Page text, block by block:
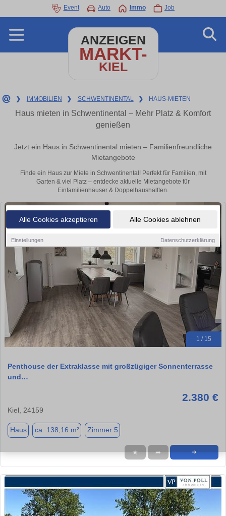
Alle Cookies akzeptieren Alle Cookies ablehnen
Einstellungen Datenschutzerklärung
Event Auto Immo Job
ANZEIGEN
MARKT-
KIEL
❯ IMMOBILIEN ❯ SCHWENTINENTAL ❯ HAUS-MIETEN
Haus mieten in Schwentinental – Mehr Platz & Komfort
genießen
Jetzt ein Haus in Schwentinental mieten – Familienfreundliche
Mietangebote
Finde ein Haus zur Miete in Schwentinental! Perfekt für Familien, mit
Garten & viel Platz – entdecke aktuelle Mietangebote für
Einfamilienhäuser & Doppelhaushälften.
1 / 15
Penthouse der Extraklasse mit großzügiger Sonnenterrasse
und…
2.380 €
Kiel, 24159
Haus ca. 138,16 m² Zimmer 5
★ ➦ ➜